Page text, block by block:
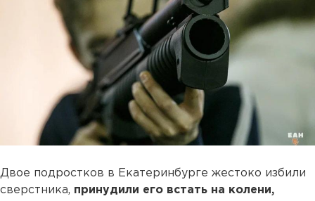
Двое подростков в Екатеринбурге жестоко избили
сверстника, принудили его встать на колени,